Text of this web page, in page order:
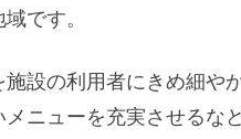
です。
設の利用者にきめ細や
ニューを充実させるな